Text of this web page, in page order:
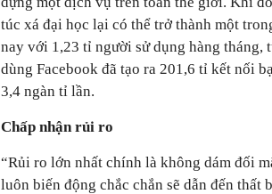
túc xá đại học lại có thể trở thành một
nay với 1,23 tỉ người sử dụng hàng
dùng Facebook đã tạo ra 201,6 tỉ kết nối
3,4 ngàn tỉ lần.
Chấp nhận rủi ro
“Rủi ro lớn nhất chính là không dám đối
luôn biến động chắc chắn sẽ dẫn đến